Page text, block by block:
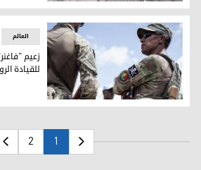
يفغيني بريغوجين وسط مقاتلي
مقاتلان ضمن صفوف مجموعة فاغنر
العالم
زعيم
للقيادة
1
2